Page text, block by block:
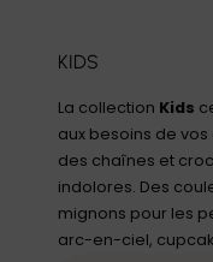
KIDS
La collection Kids
aux besoins de
des chaînes et
indolores. Des
mignons pour les
arc-en-ciel,